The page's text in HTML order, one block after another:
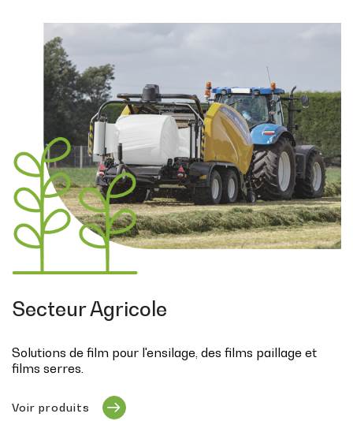
Secteur Agricole
Solutions de film pour l'ensilage, des films paillage et
films serres.
Voir produits